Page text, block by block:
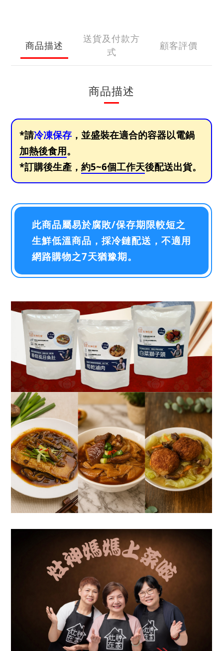
商品描述
送貨及付款方
式
顧客評價
商品描述
*請冷凍保存 ，並盛裝在適合的容器以電鍋
加熱後食用。
*訂購後生產， 約5~6個工作天後配送出貨。
此商品屬易於腐敗/保存期限較短之
生鮮低溫商品，採冷鏈配送，不適用
網路購物之7天猶豫期。